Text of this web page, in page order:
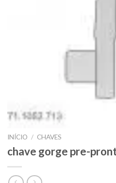
INÍCIO / CHAVES
chave gorge pre-